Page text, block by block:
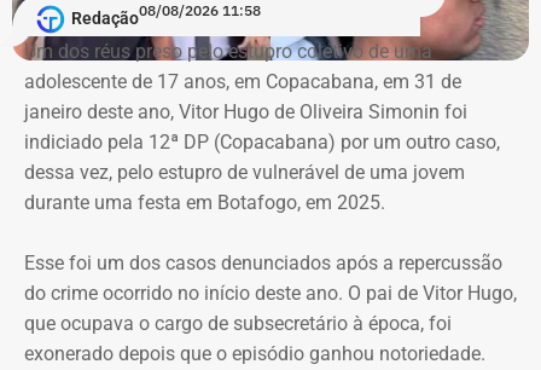
Redação08/08/2026 11:58
Um dos réus preso pelo estupro coletivo de uma
adolescente de 17 anos, em Copacabana, em 31 de
janeiro deste ano, Vitor Hugo de Oliveira Simonin foi
indiciado pela 12ª DP (Copacabana) por um outro caso,
dessa vez, pelo estupro de vulnerável de uma jovem
durante uma festa em Botafogo, em 2025.
Esse foi um dos casos denunciados após a repercussão
do crime ocorrido no início deste ano. O pai de Vitor Hugo,
que ocupava o cargo de subsecretário à época, foi
exonerado depois que o episódio ganhou notoriedade.